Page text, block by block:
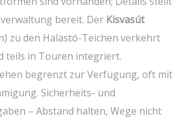
bereit. Der Kisvasút
zu den Halastó-Teichen verkehrt
teils in Touren integriert.
begrenzt zur Verfügung, oft mit
Sicherheits- und
– Abstand ​halten, Wege ‍nicht